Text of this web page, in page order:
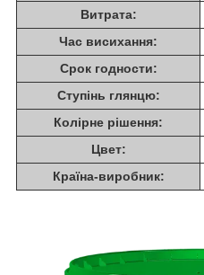
Витрата:
Час висихання:
Срок годности:
Ступінь глянцю:
Колірне рішення:
Цвет:
Країна-виробник: